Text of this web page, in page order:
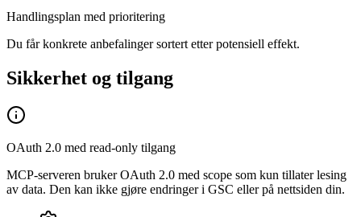
Handlingsplan med prioritering
Du får konkrete anbefalinger sortert etter potensiell effekt.
Sikkerhet og tilgang
OAuth 2.0 med read-only tilgang
MCP-serveren bruker OAuth 2.0 med scope som kun tillater lesing
av data. Den kan ikke gjøre endringer i GSC eller på nettsiden din.